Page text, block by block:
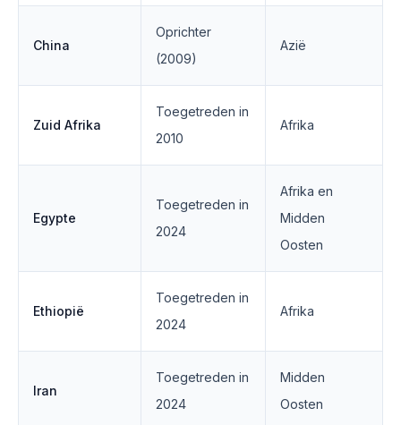
China
Oprichter
(2009)
Azië
Zuid Afrika
Toegetreden in
2010
Afrika
Egypte
Toegetreden in
2024
Afrika en
Midden
Oosten
Ethiopië
Toegetreden in
2024
Afrika
Iran
Toegetreden in
2024
Midden
Oosten